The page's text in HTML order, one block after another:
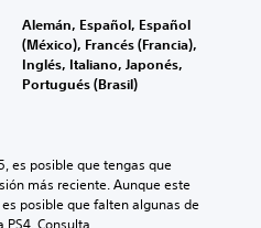
Alemán, Español, Español
(México), Francés (Francia),
Inglés, Italiano, Japonés,
Portugués (Brasil)
es posible que tengas que
más reciente. Aunque este
posible que falten algunas de